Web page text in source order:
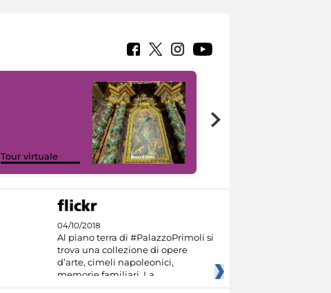
Tour virtuale
04/10/2018
Al piano terra di #PalazzoPrimoli si
trova una collezione di opere
d’arte, cimeli napoleonici,
memorie familiari. La